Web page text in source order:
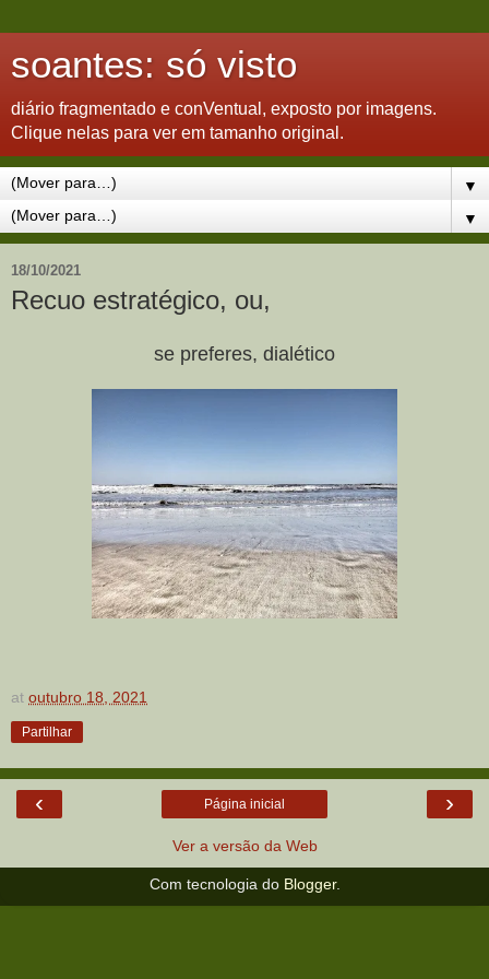
soantes: só visto
diário fragmentado e conVentual, exposto por imagens.
Clique nelas para ver em tamanho original.
▼
▼
18/10/2021
Recuo estratégico, ou,
se preferes, dialético
at outubro 18, 2021
Partilhar
‹ ›
Página inicial
Ver a versão da Web
Com tecnologia do Blogger.